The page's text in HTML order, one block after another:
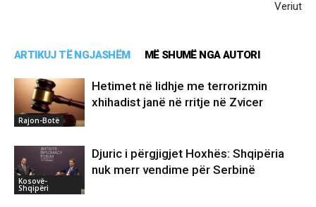
Veriut
ARTIKUJ TË NGJASHËM MË SHUMË NGA AUTORI
Rajon-Botë
Hetimet në lidhje me terrorizmin
xhihadist janë në rritje në Zvicer
Kosovë-
Shqipëri
Djuric i përgjigjet Hoxhës: Shqipëria
nuk merr vendime për Serbinë